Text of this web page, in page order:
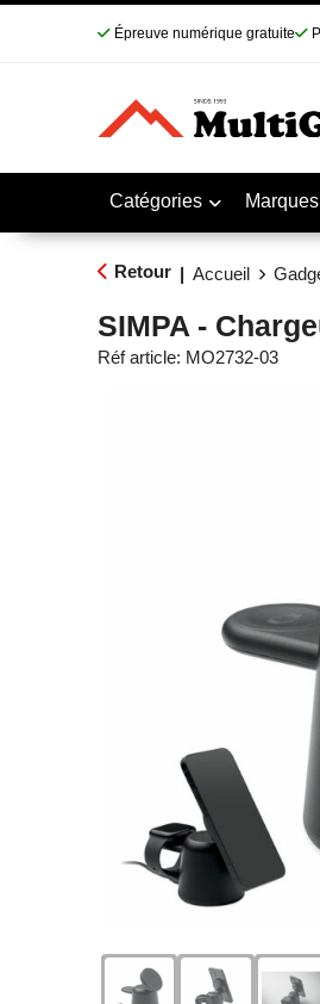
Épreuve numérique gratuite
Catégories Marques
Retour | Accueil
SIMPA -
Réf article: MO2732-03